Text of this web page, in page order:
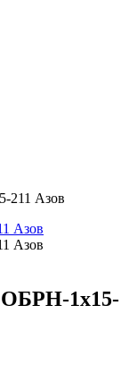
211 Азов
ОБРН-1x15-